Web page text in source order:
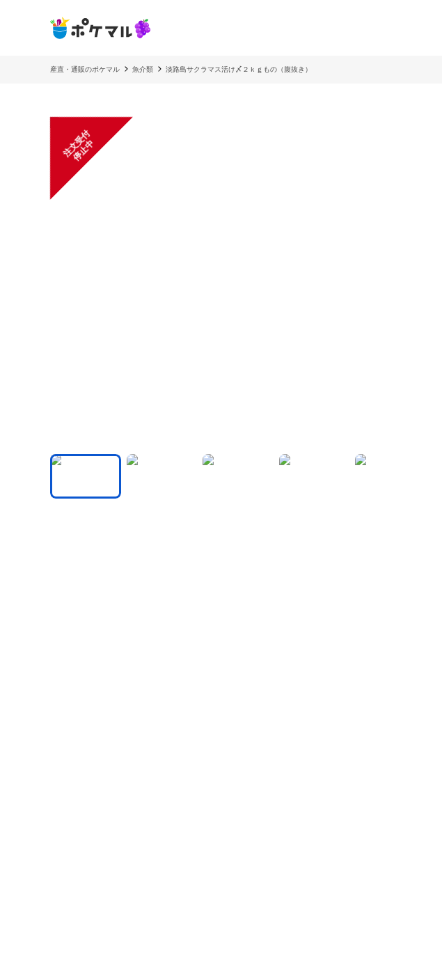
産直・通販のポケマル 魚介類 淡路島サクラマス活け〆２ｋｇもの（腹抜き）
注
文
受
付
停
止
中